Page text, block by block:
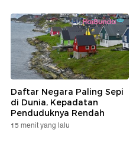
Daftar Negara Paling Sepi
di Dunia, Kepadatan
Penduduknya Rendah
15 menit yang lalu